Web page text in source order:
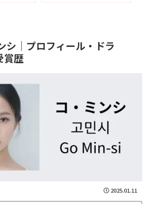
シ｜プロフィール・ドラ
賞歴
2025.01.11